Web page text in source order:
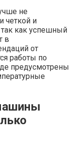
не
четкой и
как успешный
в
от
работы по
предусмотрены